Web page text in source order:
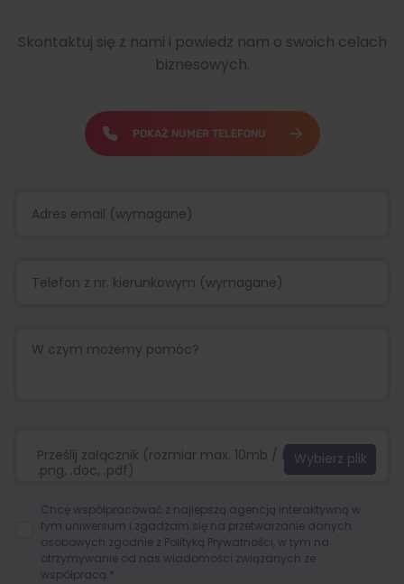
Skontaktuj się z nami i powiedz nam o swoich celach
biznesowych.
POKAŻ NUMER TELEFONU
Prześlij załącznik (rozmiar max. 10mb / format:.jpg,
.png, .doc, .pdf)
Chcę współpracować z najlepszą agencją interaktywną w
tym uniwersum i zgadzam się na przetwarzanie danych
osobowych zgodnie z Polityką Prywatności , w tym na
otrzymywanie od nas wiadomości związanych ze
współpracą.*